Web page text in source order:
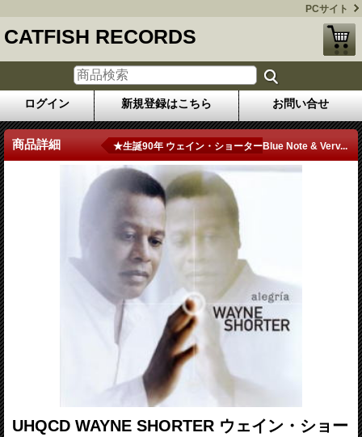
PCサイト
CATFISH RECORDS
ログイン 新規登録はこちら お問い合せ
商品詳細 ★生誕90年 ウェイン・ショーターBlue Note & Verv...
UHQCD WAYNE SHORTER ウェイン・ショー